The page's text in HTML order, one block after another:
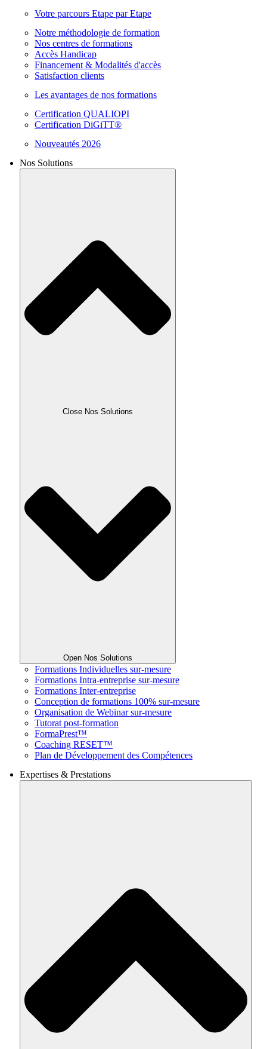
Votre parcours Etape par Etape
Notre méthodologie de formation
Nos centres de formations
Accès Handicap
Financement & Modalités d'accès
Satisfaction clients
Les avantages de nos formations
Certification QUALIOPI
Certification DiGiTT®
Nouveautés 2026
Nos Solutions
Close Nos Solutions
Open Nos Solutions
Formations Individuelles sur-mesure
Formations Intra-entreprise sur-mesure
Formations Inter-entreprise
Conception de formations 100% sur-mesure
Organisation de Webinar sur-mesure
Tutorat post-formation
FormaPrest™
Coaching RESET™
Plan de Développement des Compétences
Expertises & Prestations